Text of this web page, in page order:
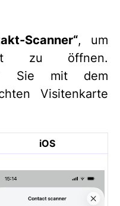
Scanner“, um
zu öffnen.
Sie mit dem
Visitenkarte
iOS